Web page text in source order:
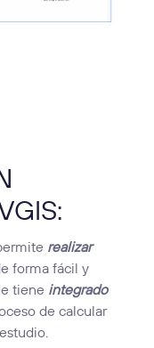
realizar
forma fácil y
tiene integrado
de calcular